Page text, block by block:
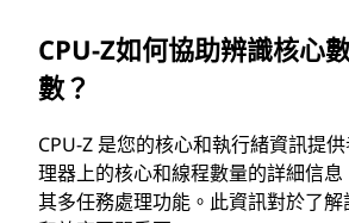
CPU-Z如何協助辨識核心
數？
CPU-Z 是您的核心和執行緒資訊提
理器上的核心和線程數量的詳細信
其多任務處理功能。此資訊對於了